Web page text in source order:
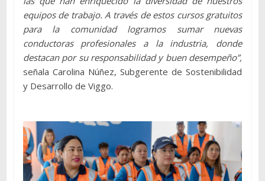
equipos de trabajo. A través de estos cursos gratuitos
para la comunidad logramos sumar nuevas
conductoras profesionales a la industria, donde
destacan por su responsabilidad y buen desempeño”,
señala Carolina Núñez, Subgerente de Sostenibilidad
y Desarrollo de Viggo.